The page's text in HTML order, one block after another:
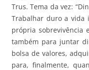
Trus. Tema da vez:
Trabalhar duro a vida
própria sobrevivência
também para juntar
bolsa de valores,
para, finalmente,